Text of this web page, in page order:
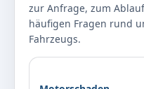
zur Anfrage, zum
häufigen Fragen rund
Fahrzeugs.